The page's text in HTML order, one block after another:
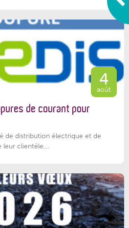
4
août
de courant pour
de distribution électrique et de
leur clientèle,...